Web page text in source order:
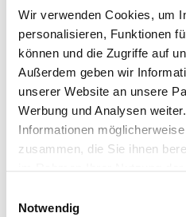
Wir verwenden Cookies, um
personalisieren, Funktionen
können und die Zugriffe auf
Außerdem geben wir
unserer Website an unsere
Werbung und Analysen
Informationen
zusammen, die Sie ihnen
Notwendig
5 Sitze
8 Gänge
7.5 l/100km (WLTP)
CO2-Emissionen kombiniert:
196 g/km (WLTP)